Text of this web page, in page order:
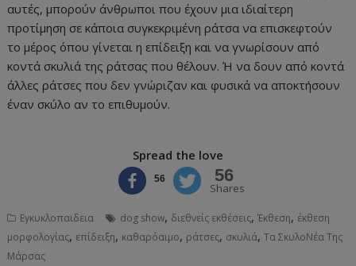
αυτές, μπορούν άνθρωποι που έχουν μια ιδιαίτερη
προτίμηση σε κάποια συγκεκριμένη ράτσα να επισκεφτούν
το μέρος όπου γίνεται η επίδειξη και να γνωρίσουν από
κοντά σκυλιά της ράτσας που θέλουν. Ή να δουν από κοντά
άλλες ράτσες που δεν γνώριζαν και φυσικά να αποκτήσουν
έναν σκύλο αν το επιθυμούν.
Spread the love
56 56
Shares
Εγκυκλοπαιδεια dog show, διεθνείς εκθέσεις,Έκθεση, έκθεση
μορφολογίας, επίδειξη, καθαρόαιμο, ράτσες, σκυλιά,Τα ΣκυλοΝέα Της
Μάρσας